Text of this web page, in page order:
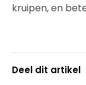
kruipen, en
Deel dit artikel